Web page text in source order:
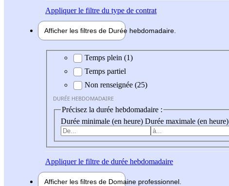
Appliquerle filtre du type de contrat
Afficher les filtres de Durée hebdomadaire
Durée hebdomadaire
Temps plein (1)
Temps partiel
Non renseignée (25)
DURÉE HEBDOMADAIRE
Précisez la durée hebdomadaire :
Durée minimale (en heure) Durée maximale (en heure)
Appliquerle filtre de durée hebdomadaire
Afficher les filtres de Domaine professionnel